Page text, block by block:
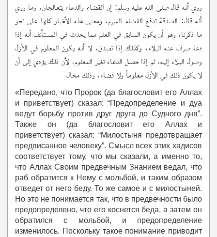
روي أنه قال صلى الله عليه وسلم: إن القضاء والدعاء يتعالجان، وما روي
أنه قال: الصدقة تدفع القضاء المبرم، ومعنى هذه الأخبار كلها على نحو
ما ذكرنا، وهو أن يكون السابق في العلم مما يحدث في المستأنف أنه إذا
دعا صرف عنه البلاء، وكذلك إذا تصدق، لا أنه يكون المعلوم في الأزل
وصول البلاء إليه، ثم إذا حصل الدعاء تغير المعلوم، لأن ذلك يؤدي إلى أن
لا يكون ذلك في الأزل معلوماً ولا قضاء، وذلك محال
«Передано, что Пророк (да благословит его Аллах
и приветствует) сказал: “Предопределение и дуа
ведут борьбу против друг друга до Судного дня”.
Также он (да благословит его Аллах и
приветствует) сказал: “Милостыня предотвращает
предписанное человеку”. Смысл всех этих хадисов
соответствует тому, что мы сказали, а именно то,
что Аллах Своим предвечным Знанием ведал, что
раб обратится к Нему с мольбой, и таким образом
отведет от него беду. То же самое и с милостыней.
Но это не понимается так, что в предвечности было
предопределено, что его коснется беда, а затем он
обратился с мольбой, и предопределение
изменилось. Поскольку такое понимание приводит